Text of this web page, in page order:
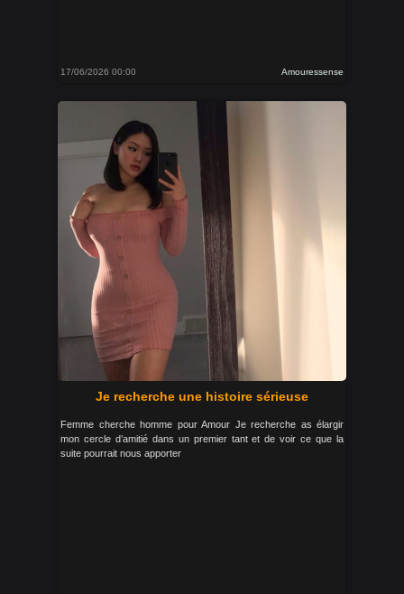
17/06/2026 00:00 Amouressense
Je recherche une histoire sérieuse
Femme cherche homme pour Amour Je recherche as élargir
mon cercle d’amitié dans un premier tant et de voir ce que la
suite pourrait nous apporter